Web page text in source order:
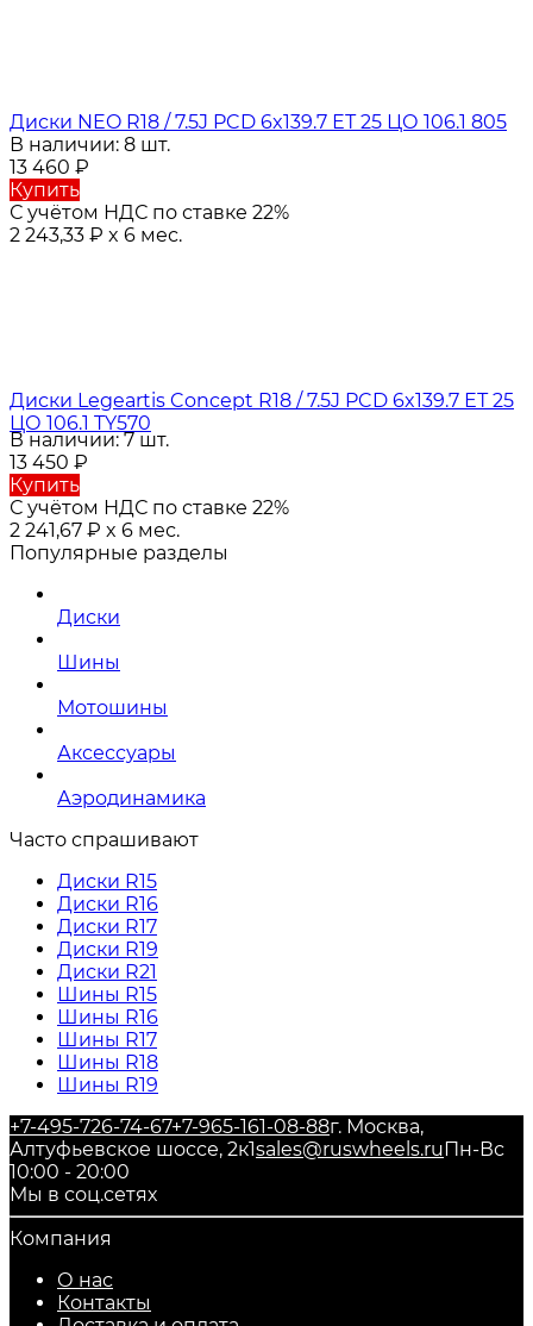
Диски NEO R18 / 7.5J PCD 6x139.7 ЕТ 25 ЦО 106.1 805
В наличии: 8 шт.
13 460 ₽
Купить
С учётом НДС по ставке 22%
2 243,33 ₽ x 6 мес.
Диски Legeartis Concept R18 / 7.5J PCD 6x139.7 ЕТ 25
ЦО 106.1 TY570
В наличии: 7 шт.
13 450 ₽
Купить
С учётом НДС по ставке 22%
2 241,67 ₽ x 6 мес.
Популярные разделы
Диски
Шины
Мотошины
Аксессуары
Аэродинамика
Часто спрашивают
Диски R15
Диски R16
Диски R17
Диски R19
Диски R21
Шины R15
Шины R16
Шины R17
Шины R18
Шины R19
+7-495-726-74-67+7-965-161-08-88г. Москва,
Алтуфьевское шоссе, 2к1sales@ruswheels.ru Пн-Вс
10:00 - 20:00
Мы в соц.сетях
Компания
О нас
Контакты